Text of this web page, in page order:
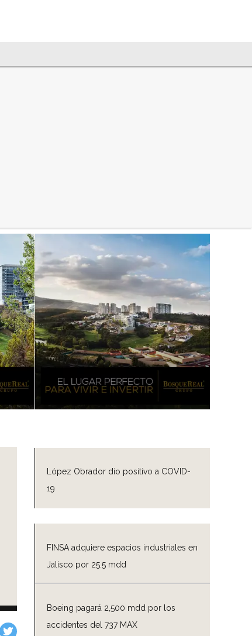
López Obrador dio positivo a COVID-
19
FINSA adquiere espacios industriales en
Jalisco por 25.5 mdd
Boeing pagará 2,500 mdd por los
accidentes del 737 MAX